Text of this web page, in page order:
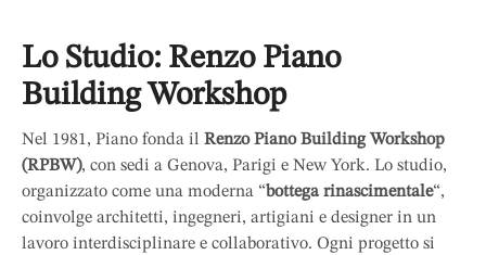
Lo Studio: Renzo Piano
Building Workshop
Nel 1981, Piano fonda il Renzo Piano Building Workshop
(RPBW), con sedi a Genova, Parigi e New York. Lo studio,
organizzato come una moderna “bottega rinascimentale“,
coinvolge architetti, ingegneri, artigiani e designer in un
lavoro interdisciplinare e collaborativo. Ogni progetto si